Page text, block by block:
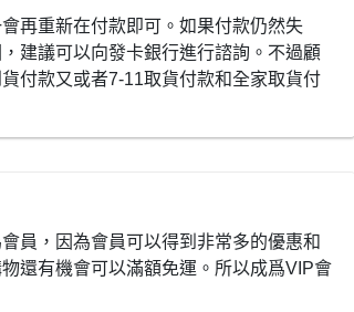
再重新在付款即可。如果付款仍然失
建議可以向發卡銀行進行諮詢。不過顧
付款又或者7-11取貨付款和全家取貨付
員，因為會員可以得到非常多的優惠和
還有機會可以滿額免運。所以成爲VIP會